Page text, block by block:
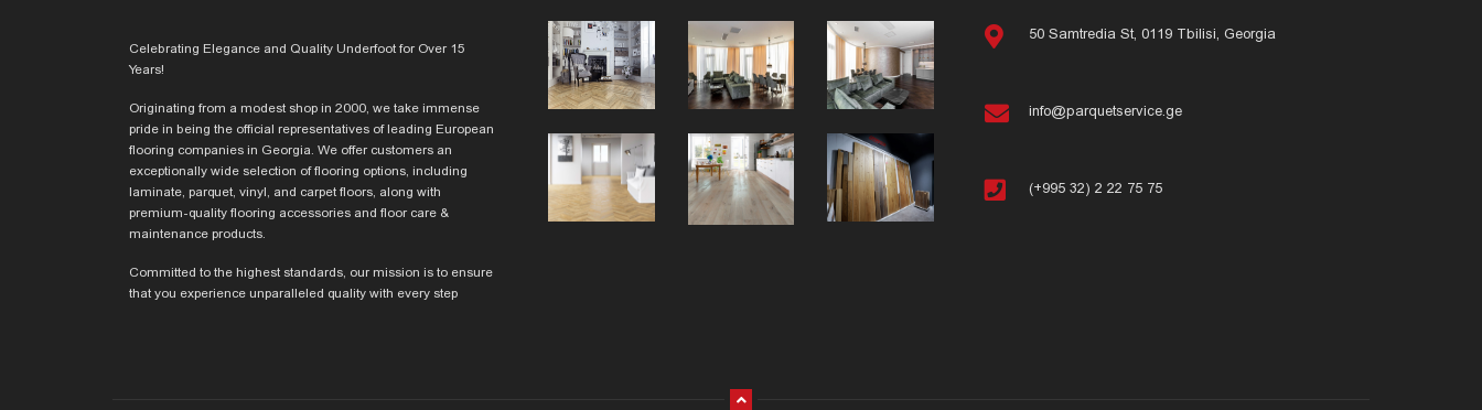
Celebrating Elegance and Quality Underfoot for Over 15
Years!
Originating from a modest shop in 2000, we take immense
pride in being the official representatives of leading European
flooring companies in Georgia. We offer customers an
exceptionally wide selection of flooring options, including
laminate, parquet, vinyl, and carpet floors, along with
premium-quality flooring accessories and floor care &
maintenance products.
Committed to the highest standards, our mission is to ensure
that you experience unparalleled quality with every step
50 Samtredia St, 0119 Tbilisi, Georgia
info@parquetservice.ge
(+995 32) 2 22 75 75